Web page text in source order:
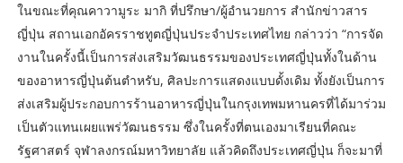
ในขณะที่คุณคาวามูระ มากิ ที่ปรึกษา/ผู้อำนวยการ สำนักข่าวสาร
ญี่ปุ่น สถานเอกอัครราชทูตญี่ปุ่นประจำประเทศไทย กล่าวว่า “การจัด
งานในครั้งนี้เป็นการส่งเสริมวัฒนธรรมของประเทศญี่ปุ่นทั้งในด้าน
ของอาหารญี่ปุ่นต้นตำหรับ, ศิลปะการแสดงแบบดั้งเดิม ทั้งยังเป็นการ
ส่งเสริมผู้ประกอบการร้านอาหารญี่ปุ่นในกรุงเทพมหานครที่ได้มาร่วม
เป็นตัวแทนเผยแพร่วัฒนธรรม ซึ่งในครั้งที่ตนเองมาเรียนที่คณะ
รัฐศาสตร์ จุฬาลงกรณ์มหาวิทยาลัย แล้วคิดถึงประเทศญี่ปุ่น ก็จะมาที่